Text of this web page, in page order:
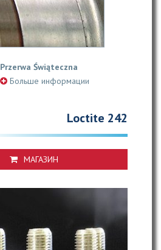
Przerwa Świąteczna
Больше информации
Loctite 242
МАГАЗИН